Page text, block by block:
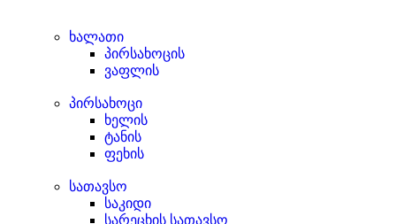
ხალათი
პირსახოცის
ვაფლის
პირსახოცი
ხელის
ტანის
ფეხის
სათავსო
საკიდი
სარეცხის სათავსო